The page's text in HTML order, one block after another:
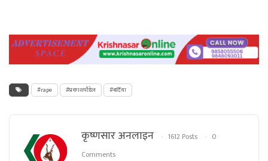
#rape #प्रकाशपाैडेल #बर्दिया
कृष्णसार अनलाइन 1612 Posts
0
Comments